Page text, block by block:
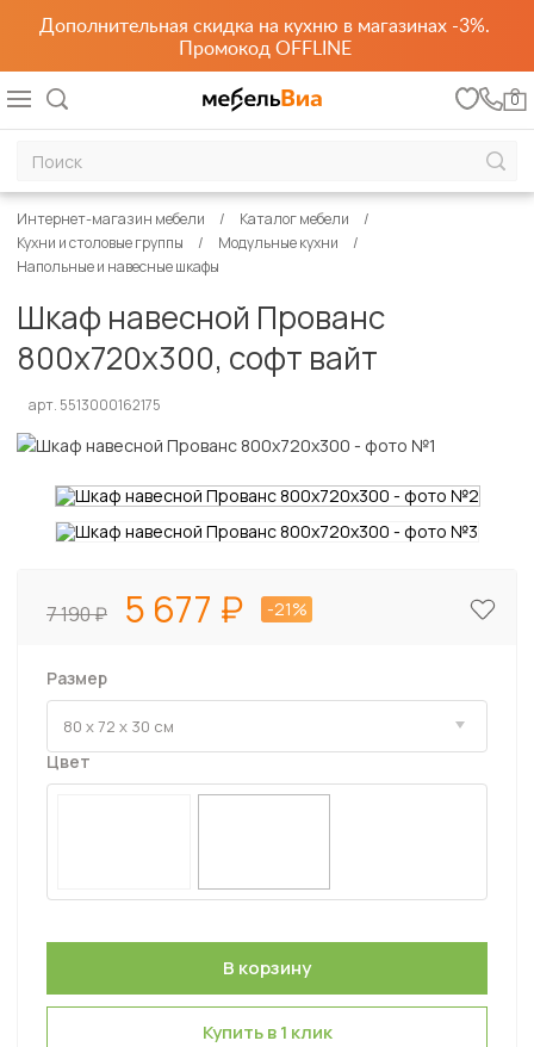
Дополнительная скидка на кухню в магазинах -3%.
Промокод OFFLINE
0
Интернет-магазин мебели
Каталог мебели
Кухни и столовые группы
Модульные кухни
Напольные и навесные шкафы
Шкаф навесной Прованс
800х720х300, софт вайт
арт. 5513000162175
7 190 5 677 -21%
Размер
Цвет
Купить в 1 клик